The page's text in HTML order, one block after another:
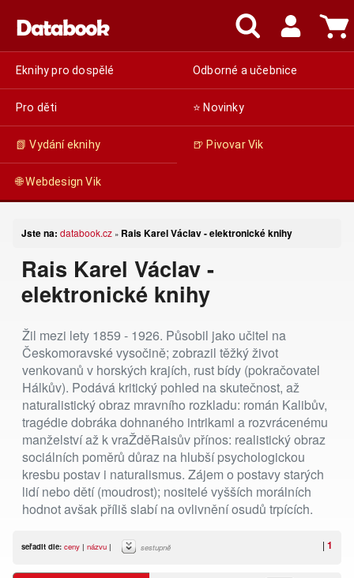
Eknihy pro dospělé Odborné a učebnice
Pro děti ⭐ Novinky
📗 Vydání eknihy 🍺 Pivovar Vik
🌐 Webdesign Vik
Jste na: databook.cz » Rais Karel Václav - elektronické knihy
Rais Karel Václav -
elektronické knihy
Žil mezi lety 1859 - 1926. Působil jako učitel na
Českomoravské vysočině; zobrazil těžký život
venkovanů v horských krajích, rust bídy (pokračovatel
Hálkův). Podává kritický pohled na skutečnost, až
naturalistický obraz mravního rozkladu: román Kalibův,
tragédie dobráka dohnaného intrikami a rozvrácenému
manželství až k vraŽděRaisův přínos: realistický obraz
sociálních poměrů důraz na hlubší psychologickou
kresbu postav i naturalismus. Zájem o postavy starých
lidí nebo dětí (moudrost); nositelé vyšších morálních
hodnot avšak příliš slabí na ovlivnění osudů trpících.
| 1
seřadit dle: ceny | názvu | sestupně